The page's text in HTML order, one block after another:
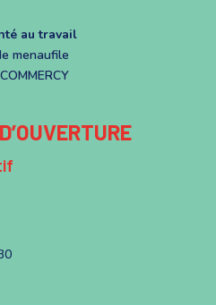
au travail
menaufile